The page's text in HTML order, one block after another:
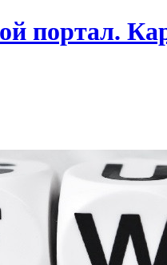
портал.